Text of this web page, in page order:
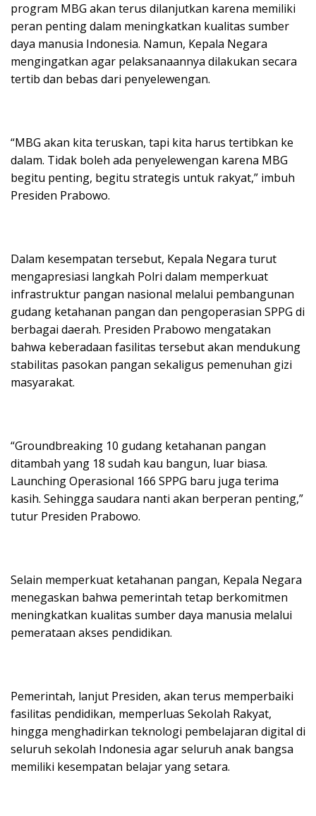
program MBG akan terus dilanjutkan karena memiliki
peran penting dalam meningkatkan kualitas sumber
daya manusia Indonesia. Namun, Kepala Negara
mengingatkan agar pelaksanaannya dilakukan secara
tertib dan bebas dari penyelewengan.
“MBG akan kita teruskan, tapi kita harus tertibkan ke
dalam. Tidak boleh ada penyelewengan karena MBG
begitu penting, begitu strategis untuk rakyat,” imbuh
Presiden Prabowo.
Dalam kesempatan tersebut, Kepala Negara turut
mengapresiasi langkah Polri dalam memperkuat
infrastruktur pangan nasional melalui pembangunan
gudang ketahanan pangan dan pengoperasian SPPG di
berbagai daerah. Presiden Prabowo mengatakan
bahwa keberadaan fasilitas tersebut akan mendukung
stabilitas pasokan pangan sekaligus pemenuhan gizi
masyarakat.
“Groundbreaking 10 gudang ketahanan pangan
ditambah yang 18 sudah kau bangun, luar biasa.
Launching Operasional 166 SPPG baru juga terima
kasih. Sehingga saudara nanti akan berperan penting,”
tutur Presiden Prabowo.
Selain memperkuat ketahanan pangan, Kepala Negara
menegaskan bahwa pemerintah tetap berkomitmen
meningkatkan kualitas sumber daya manusia melalui
pemerataan akses pendidikan.
Pemerintah, lanjut Presiden, akan terus memperbaiki
fasilitas pendidikan, memperluas Sekolah Rakyat,
hingga menghadirkan teknologi pembelajaran digital di
seluruh sekolah Indonesia agar seluruh anak bangsa
memiliki kesempatan belajar yang setara.